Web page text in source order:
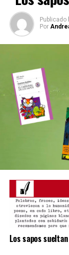
Publicado
Por
Los sapos